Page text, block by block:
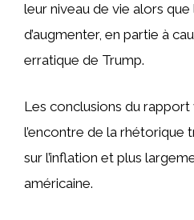
leur niveau de vie alors
d’augmenter, en partie à
erratique de Trump.
Les conclusions du
l’encontre de la rhétorique
sur l’inflation et plus
américaine.